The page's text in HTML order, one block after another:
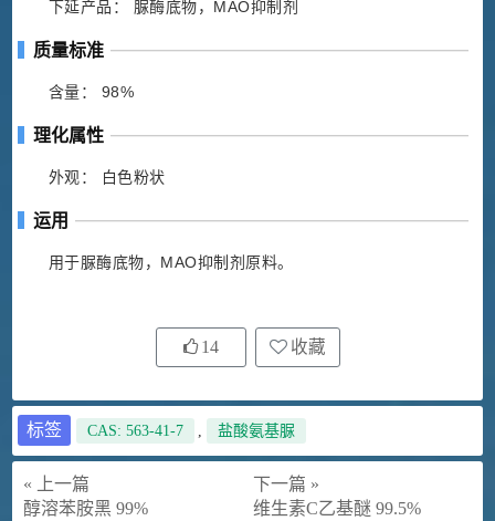
下延产品： 脲酶底物，MAO抑制剂
质量标准
含量： 98%
理化属性
外观： 白色粉状
运用
用于脲酶底物，MAO抑制剂原料。
14 收藏
标签 CAS: 563-41-7 , 盐酸氨基脲
« 上一篇
醇溶苯胺黑 99%
下一篇 »
维生素C乙基醚 99.5%